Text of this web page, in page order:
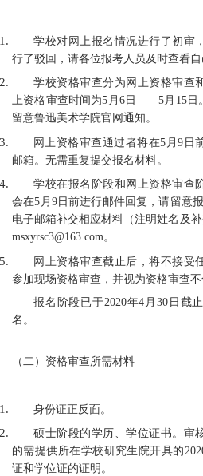
学校对网上报名情况进行了初审
行了驳回，请各位报考人员及时查看自
学校资格审查分为网上资格审查
上资格审查时间为5月6日——5月15日
留意鲁迅美术学院官网通知。
网上资格审查通过者将在5月9日
邮箱。无需重复提交报名材料。
学校在报名阶段和网上资格审查
会在5月9日前进行邮件回复，请留意
电子邮箱补交相应材料（注明姓名及
msxyrsc3@163.com。
网上资格审查截止后，将不接受
参加现场资格审查，并视为资格审查不
报名阶段已于2020年4月30日截
名。
（二）资格审查所需材料
身份证正反面。
硕士阶段的学历、学位证书。审
的需提供所在学校研究生院开具的
证和学位证的证明。